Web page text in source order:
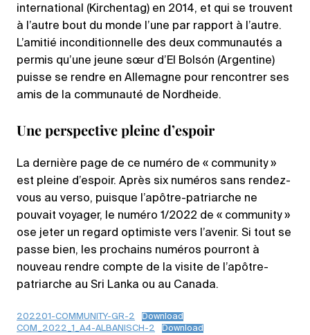
international (Kirchentag) en 2014, et qui se trouvent
à l’autre bout du monde l’une par rapport à l’autre.
L’amitié inconditionnelle des deux communautés a
permis qu’une jeune sœur d’El Bolsón (Argentine)
puisse se rendre en Allemagne pour rencontrer ses
amis de la communauté de Nordheide.
Une perspective pleine d’espoir
La dernière page de ce numéro de « community »
est pleine d’espoir. Après six numéros sans rendez-
vous au verso, puisque l’apôtre-patriarche ne
pouvait voyager, le numéro 1/2022 de « community »
ose jeter un regard optimiste vers l’avenir. Si tout se
passe bien, les prochains numéros pourront à
nouveau rendre compte de la visite de l’apôtre-
patriarche au Sri Lanka ou au Canada.
202201-COMMUNITY-GR-2
Download
COM_2022_1_A4-ALBANISCH-2
Download